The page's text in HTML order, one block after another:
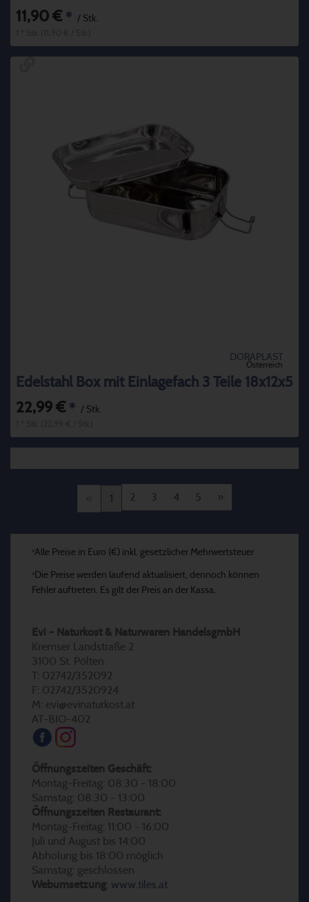
11,90 € * / Stk.
DORAPLAST
Österreich
Edelstahl Box mit Einlagefach 3 Teile 18x12x5
22,99 € * / Stk.
1 2 3 4 5 »
*Alle Preise in Euro (€) inkl. gesetzlicher Mehrwertsteuer
* Die Preise werden laufend aktualisiert, dennoch können
Fehler auftreten. Es gilt der Preis an der Kassa.
Evi - Naturkost & Naturwaren HandelsgmbH
Kremser Landstraße 2
3100 St. Pölten
T: 02742/352092
F: 02742/3520924
M: evi@evinaturkost.at
AT-BIO-402
Öffnungszeiten Geschäft:
Montag-Freitag: 08:30 - 18:00
Samstag: 08:30 - 13:00
Öffnungszeiten Restaurant:
Montag-Freitag: 11:00 - 16:00
Juli und August bis 14:00
Abholung bis 18:00 möglich
Samstag: geschlossen
Webumsetzung: www.tiles.at